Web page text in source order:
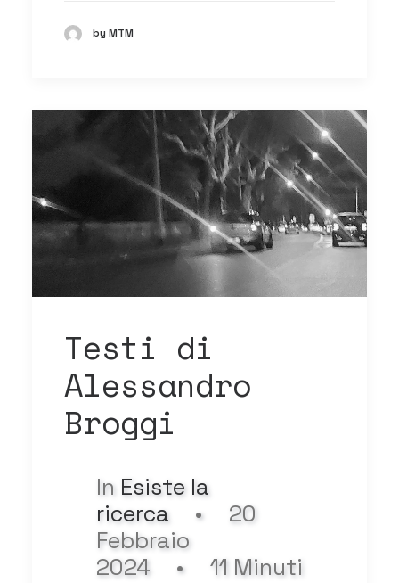
by MTM
Testi di
Alessandro
Broggi
In Esiste la
ricerca
•
20
Febbraio
2024
• 11 Minuti